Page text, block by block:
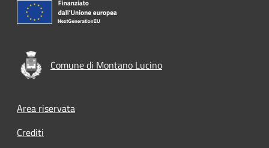
Comune di Montano Lucino
Footer menu
Area riservata
Crediti